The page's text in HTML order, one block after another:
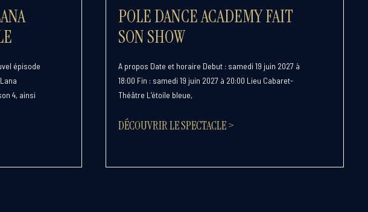
épisode
4, ainsi
POLE DANCE ACADEMY FAIT
SON SHOW
A propos Date et horaire Debut : samedi 19 juin 2027 à
18:00 Fin : samedi 19 juin 2027 à 20:00 Lieu Cabaret-
Théâtre L’étoile bleue,
DÉCOUVRIR LE SPECTACLE >